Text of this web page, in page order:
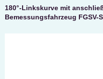
180°-Linkskurve mit
Bemessungsfahrzeug FGSV-